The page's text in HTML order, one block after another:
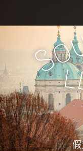
e
n
u
i
c
n
t
e
n
t
S
o
l